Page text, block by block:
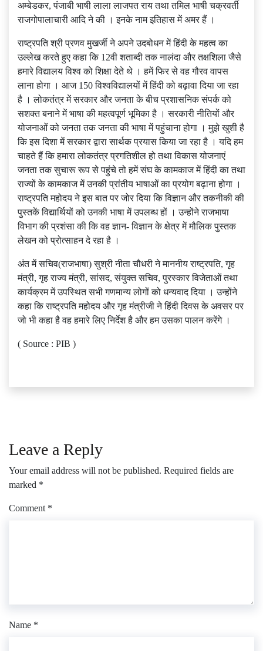
अम्‍बेडकर, पंजाबी भाषी लाला लाजपत राय तथा तमिल भाषी चक्रवर्ती
राजगोपालाचारी आदि ने की । इनके नाम इतिहास में अमर हैं ।
राष्‍ट्रपति श्री प्रणव मुखर्जी ने अपने उदबोधन में हिंदी के महत्‍व का
उल्‍लेख करते हुए कहा कि 12वी शताब्‍दी तक नालंदा और तक्षशिला जैसे
हमारे विद्यालय विश्‍व को शिक्षा देते थे । हमें फिर से वह गौरव वापस
लाना होगा । आज 150 विश्‍वविद्यालयों में हिंदी को बढ़ावा दिया जा रहा
है । लोकतंत्र में सरकार और जनता के बीच प्रशासनिक संपर्क को
सशक्‍त बनाने में भाषा की महत्‍वपूर्ण भूमिका है । सरकारी नीतियों और
योजनाओं को जनता तक जनता की भाषा में पहुंचाना होगा । मुझे खुशी है
कि इस दिशा में सरकार द्वारा सार्थक प्रयास किया जा रहा है । यदि हम
चाहते हैं कि हमारा लोकतंत्र प्रगतिशील हो तथा विकास योजनाएं
जनता तक सुचारू रूप से पहुंचे तो हमें संघ के कामकाज में हिंदी का तथा
राज्‍यों के कामकाज में उनकी प्रांतीय भाषाओं का प्रयोग बढ़ाना होगा ।
राष्‍ट्रपति महोदय ने इस बात पर जोर दिया कि विज्ञान और तकनीकी की
पुस्‍तकें विद्यार्थियों को उनकी भाषा में उपलब्‍ध हों । उन्‍होंने राजभाषा
विभाग की प्रशंसा की कि वह ज्ञान- विज्ञान के क्षेत्र में मौलिक पुस्‍तक
लेखन को प्रोत्‍साहन दे रहा है ।
अंत में सचिव(राजभाषा) सुश्री नीता चौधरी ने माननीय राष्‍ट्रपति, गृह
मंत्री, गृह राज्‍य मंत्री, सांसद, संयुक्‍त सचिव, पुरस्‍कार विजेताओं तथा
कार्यक्रम में उपस्‍थित सभी गणमान्‍य लोगों को धन्‍यवाद दिया । उन्‍होंने
कहा कि राष्‍ट्रपति महोदय और गृह मंत्रीजी ने हिंदी दिवस के अवसर पर
जो भी कहा है वह हमारे लिए निर्देश है और हम उसका पालन करेंगे ।
( Source : PIB )
Leave a Reply
Your email address will not be published. Required fields are
marked *
Comment *
Name *